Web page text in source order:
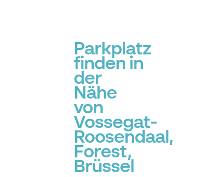
Parkplatz
finden in
der
Nähe
von
Vossegat-
Roosendaal,
Forest,
Brüssel